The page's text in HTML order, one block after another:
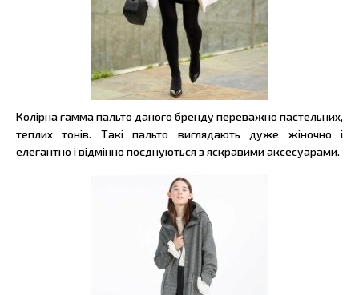
Колірна гамма пальто даного бренду переважно пастельних,
теплих тонів. Такі пальто виглядають дуже жіночно і
елегантно і відмінно поєднуються з яскравими аксесуарами.